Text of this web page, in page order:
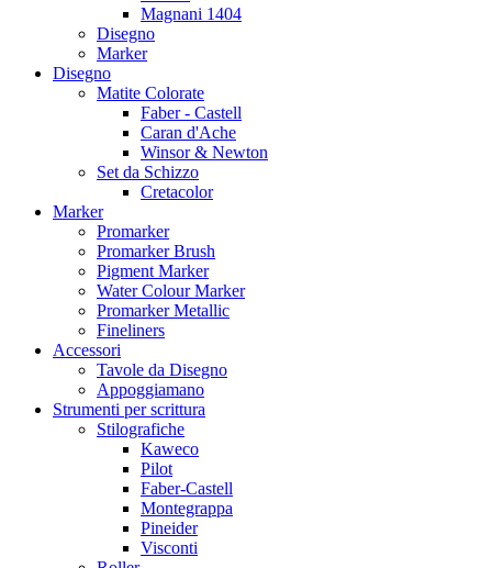
Magnani 1404
Disegno
Marker
Disegno
Matite Colorate
Faber - Castell
Caran d'Ache
Winsor & Newton
Set da Schizzo
Cretacolor
Marker
Promarker
Promarker Brush
Pigment Marker
Water Colour Marker
Promarker Metallic
Fineliners
Accessori
Tavole da Disegno
Appoggiamano
Strumenti per scrittura
Stilografiche
Kaweco
Pilot
Faber-Castell
Montegrappa
Pineider
Visconti